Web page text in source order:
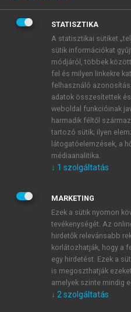
BELÉPÉS SAJÁT
ÚJ FIÓK
1 óra díjmentes
E-MAIL-CÍM
JELSZÓ
JELSZÓ ÚJRA
Kérek értesítést a MeRSZ
Kérek értesítést az
STATISZTIKA
A statisztikai sütiket
sütik információkat
módjáról, többek
fel és milyen linkekre
felhasználó
adatok összesítettek
weboldal funkcióinak
harmadik féltől
tartozó sütik; ilyen
látogatóelemzések, a
médiaanalitika.
↓ 1 szolgáltatás
MARKETING
Ezek a sütik nyomon
tevékenységét. Az
hirdetők relevánsabb
korlátozhatják, hogy a
egy hirdetést. Ezek a
is megoszthatják
amelyek szinte mindig
↓ 2 szolgáltatás